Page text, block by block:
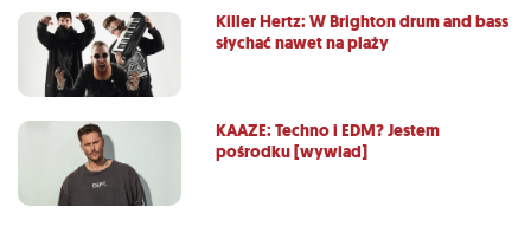
Killer Hertz: W Brighton drum and bass
słychać nawet na plaży
KAAZE: Techno i EDM? Jestem
pośrodku [wywiad]